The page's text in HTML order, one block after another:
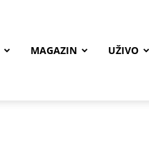
MAGAZIN UŽIVO